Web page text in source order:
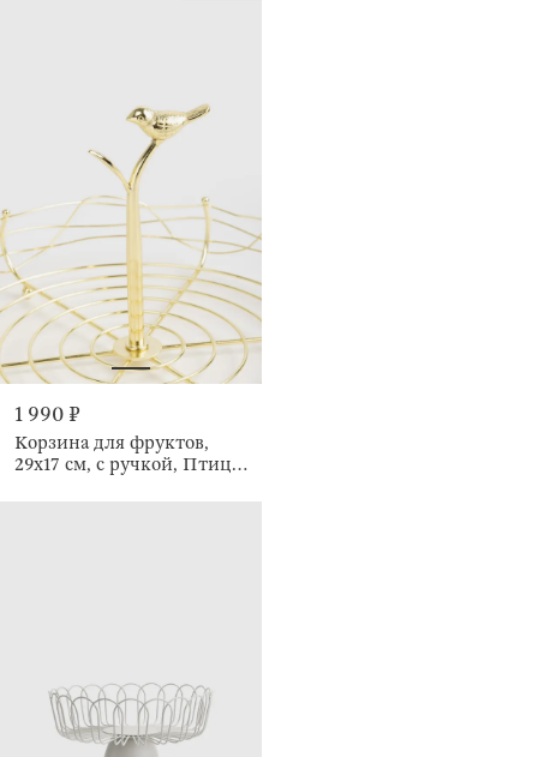
1 990 ₽
Корзина для фруктов,
29х17 см, с ручкой, Птица,